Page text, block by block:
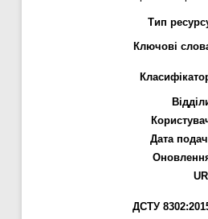
Тип
Ключові
Дата
ДСТУ